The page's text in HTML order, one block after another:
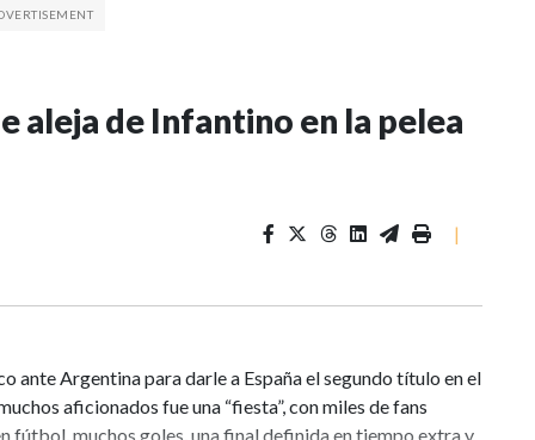
aleja de Infantino en la pelea
|
ante Argentina para darle a España el segundo título en el
aficionados fue una “fiesta”, con miles de fans
fútbol, muchos goles, una final definida en tiempo extra y